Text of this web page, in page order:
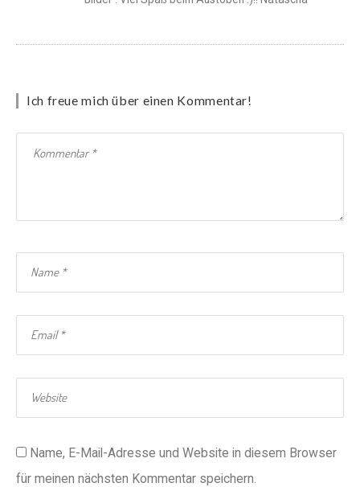
Ich freue mich über einen Kommentar!
Name, E-Mail-Adresse und Website in diesem Browser
für meinen nächsten Kommentar speichern.